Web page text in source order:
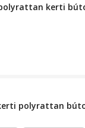
kerti
polyrattan